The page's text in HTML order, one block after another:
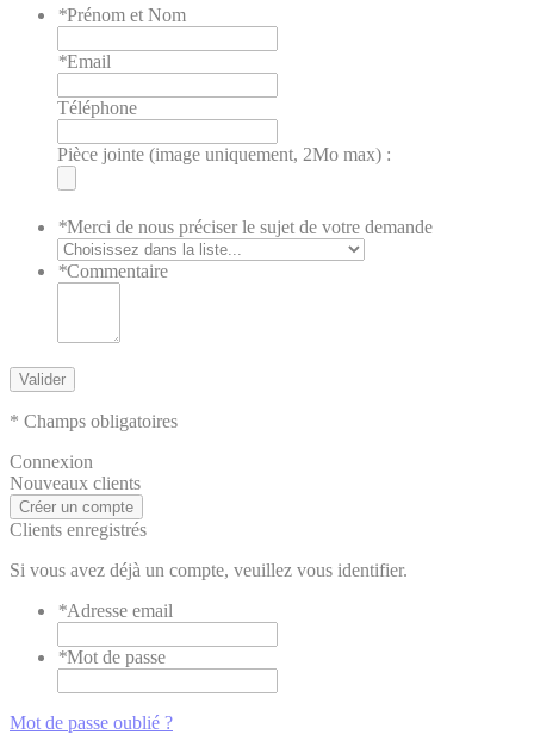
*Prénom et Nom
*Email
Téléphone
Pièce jointe (image uniquement, 2Mo max) :
*Merci de nous préciser le sujet de votre demande
*Commentaire
Valider
* Champs obligatoires
Connexion
Nouveaux clients
Créer un compte
Clients enregistrés
Si vous avez déjà un compte, veuillez vous identifier.
*Adresse email
*Mot de passe
Mot de passe oublié ?